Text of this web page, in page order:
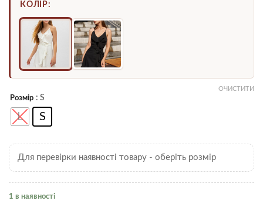
КОЛІР:
Розмір : S
L S
ОЧИСТИТИ
Для перевірки наявності товару - оберіть розмір
1 в наявності